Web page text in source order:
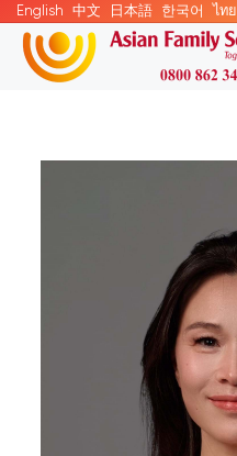
English 中文 日本語 한국어 ไทย